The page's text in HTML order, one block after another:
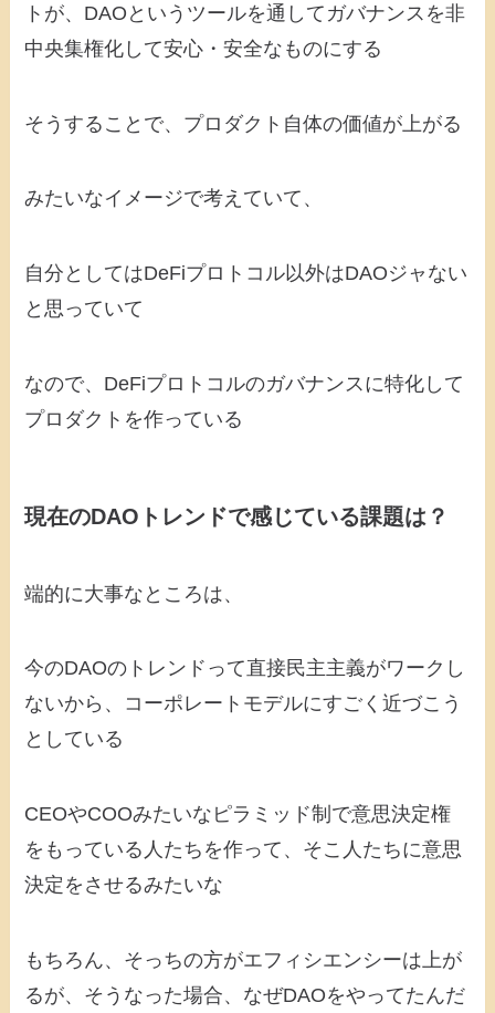
トが、DAOというツールを通してガバナンスを非
中央集権化して安心・安全なものにする
そうすることで、プロダクト自体の価値が上がる
みたいなイメージで考えていて、
自分としてはDeFiプロトコル以外はDAOジャない
と思っていて
なので、DeFiプロトコルのガバナンスに特化して
プロダクトを作っている
現在のDAOトレンドで感じている課題は？
端的に大事なところは、
今のDAOのトレンドって直接民主主義がワークし
ないから、コーポレートモデルにすごく近づこう
としている
CEOやCOOみたいなピラミッド制で意思決定権
をもっている人たちを作って、そこ人たちに意思
決定をさせるみたいな
もちろん、そっちの方がエフィシエンシーは上が
るが、そうなった場合、なぜDAOをやってたんだ